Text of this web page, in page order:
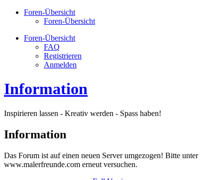
Foren-Übersicht
Foren-Übersicht
Foren-Übersicht
FAQ
Registrieren
Anmelden
Information
Inspirieren lassen - Kreativ werden - Spass haben!
Information
Das Forum ist auf einen neuen Server umgezogen! Bitte unter
www.malerfreunde.com erneut versuchen.